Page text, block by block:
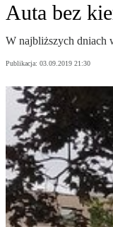
Auta bez
W najbliższych dniach
Publikacja: 03.09.2019 21:30